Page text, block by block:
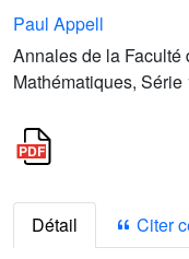
Paul Appell
Annales de la Faculté
Mathématiques, Série
Détail Citer